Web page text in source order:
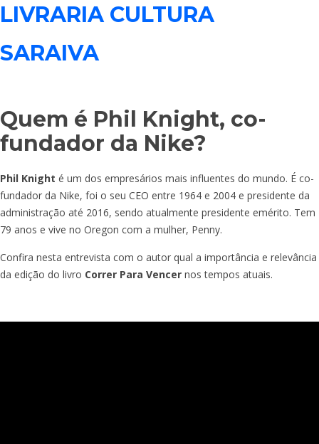
LIVRARIA CULTURA
SARAIVA
Quem é Phil Knight, co-
fundador da Nike?
Phil Knight é um dos empresários mais influentes do mundo. É co-
fundador da Nike, foi o seu CEO entre 1964 e 2004 e presidente da
administração até 2016, sendo atualmente presidente emérito. Tem
79 anos e vive no Oregon com a mulher, Penny.
Confira nesta entrevista com o autor qual a importância e relevância
da edição do livro Correr Para Vencer nos tempos atuais.